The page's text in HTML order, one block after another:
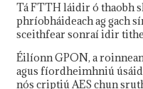
Tá FTTH láidir ó thaobh
phríobháideach ag gach
sceithfear sonraí idir
Éilíonn GPON, a
agus fíordheimhniú
nós criptiú AES chun